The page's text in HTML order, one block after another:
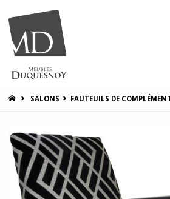
HOMESALONS FAUTEUILS DE